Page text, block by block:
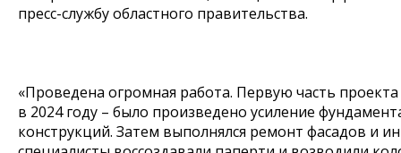
пресс-службу областного правительства.
«Проведена огромная работа. Первую часть
в 2024 году – было произведено усиление
конструкций. Затем выполнялся ремонт фасадов и